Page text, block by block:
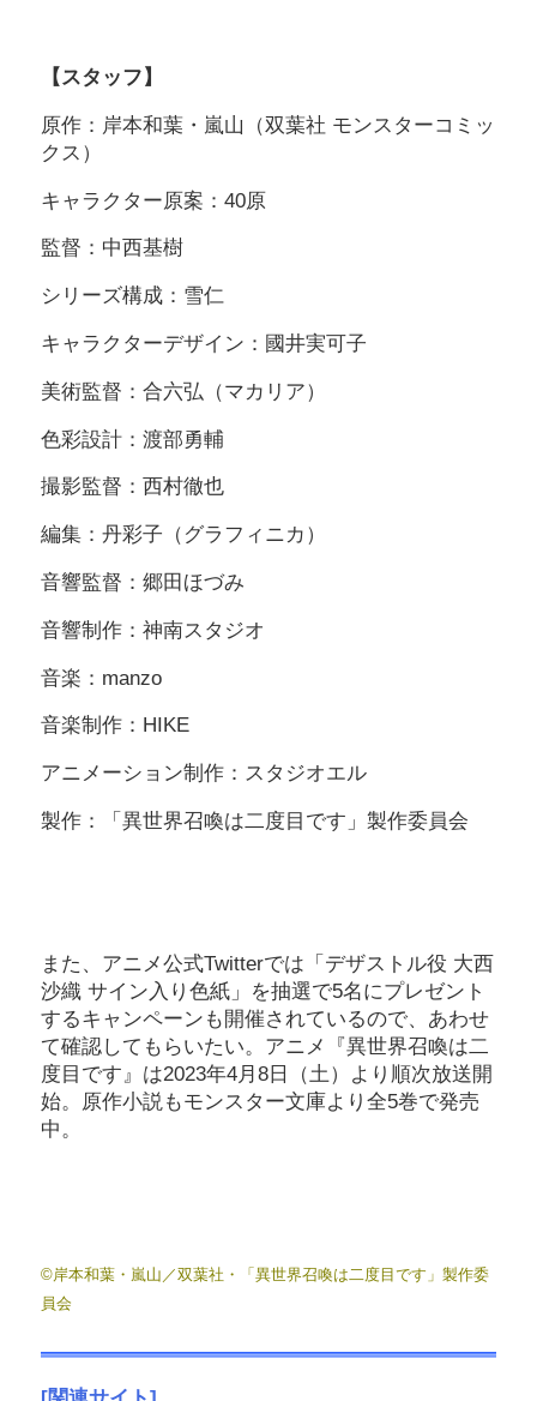
【スタッフ】
原作：岸本和葉・嵐山（双葉社 モンスターコミッ
クス）
キャラクター原案：40原
監督：中西基樹
シリーズ構成：雪仁
キャラクターデザイン：國井実可子
美術監督：合六弘（マカリア）
色彩設計：渡部勇輔
撮影監督：西村徹也
編集：丹彩子（グラフィニカ）
音響監督：郷田ほづみ
音響制作：神南スタジオ
音楽：manzo
音楽制作：HIKE
アニメーション制作：スタジオエル
製作：「異世界召喚は二度目です」製作委員会
また、アニメ公式Twitterでは「デザストル役 大西
沙織 サイン入り色紙」を抽選で5名にプレゼント
するキャンペーンも開催されているので、あわせ
て確認してもらいたい。アニメ『異世界召喚は二
度目です』は2023年4月8日（土）より順次放送開
始。原作小説もモンスター文庫より全5巻で発売
中。
©岸本和葉・嵐山／双葉社・「異世界召喚は二度目です」製作委
員会